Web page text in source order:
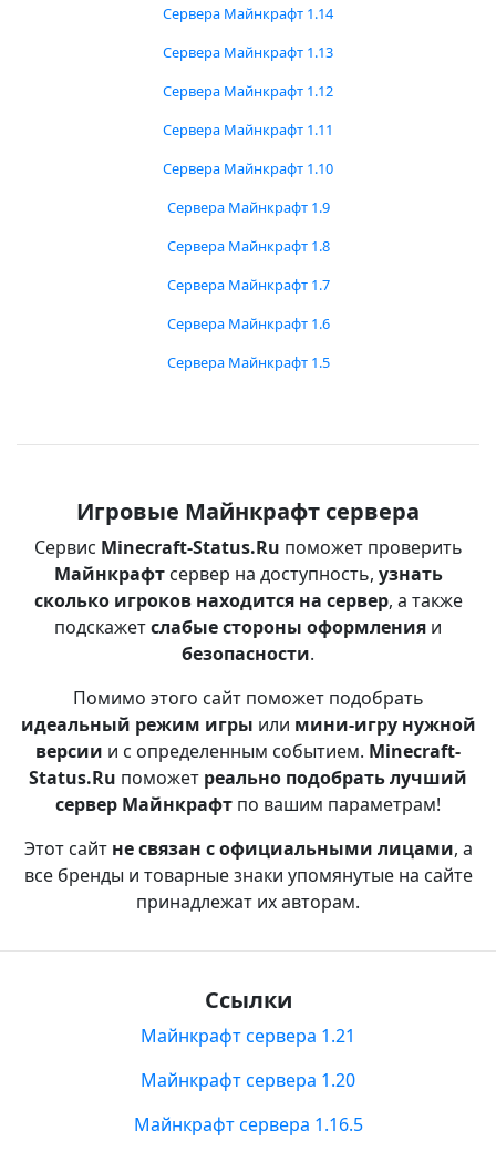
Сервера Майнкрафт 1.14
Сервера Майнкрафт 1.13
Сервера Майнкрафт 1.12
Сервера Майнкрафт 1.11
Сервера Майнкрафт 1.10
Сервера Майнкрафт 1.9
Сервера Майнкрафт 1.8
Сервера Майнкрафт 1.7
Сервера Майнкрафт 1.6
Сервера Майнкрафт 1.5
Игровые Майнкрафт сервера
Сервис Minecraft-Status.Ru поможет проверить
Майнкрафтсервер на доступность, узнать
сколько игроков находится на сервер, а также
подскажетслабые стороны оформления и
безопасности.
Помимо этого сайт поможет подобрать
идеальный режим игры или мини-игру нужной
версии и с определенным событием. Minecraft-
Status.Ru поможет реально подобрать лучший
сервер Майнкрафт по вашим параметрам!
Этот сайт не связан с официальными лицами, а
все бренды и товарные знаки упомянутые на сайте
принадлежат их авторам.
Ссылки
Майнкрафт сервера 1.21
Майнкрафт сервера 1.20
Майнкрафт сервера 1.16.5